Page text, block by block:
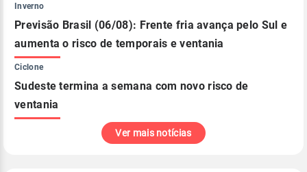
Inverno
Previsão Brasil (06/08): Frente fria avança pelo Sul e
aumenta o risco de temporais e ventania
Ciclone
Sudeste termina a semana com novo risco de
ventania
Ver mais notícias